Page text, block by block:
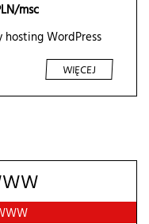
msc
hosting WordPress
WIĘCEJ